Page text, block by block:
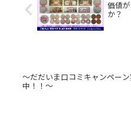
価値
か？
～だだいま口コミキャンペー
中！！～